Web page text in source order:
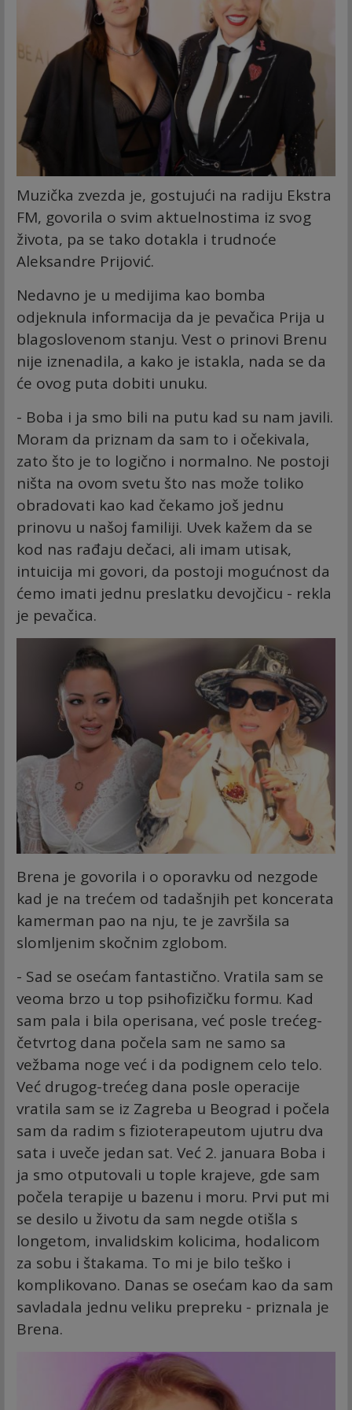
Muzička zvezda je, gostujući na radiju Ekstra
FM, govorila o svim aktuelnostima iz svog
života, pa se tako dotakla i trudnoće
Aleksandre Prijović.
Nedavno je u medijima kao bomba
odjeknula informacija da je pevačica Prija u
blagoslovenom stanju. Vest o prinovi Brenu
nije iznenadila, a kako je istakla, nada se da
će ovog puta dobiti unuku.
- Boba i ja smo bili na putu kad su nam javili.
Moram da priznam da sam to i očekivala,
zato što je to logično i normalno. Ne postoji
ništa na ovom svetu što nas može toliko
obradovati kao kad čekamo još jednu
prinovu u našoj familiji. Uvek kažem da se
kod nas rađaju dečaci, ali imam utisak,
intuicija mi govori, da postoji mogućnost da
ćemo imati jednu preslatku devojčicu - rekla
je pevačica.
Brena je govorila i o oporavku od nezgode
kad je na trećem od tadašnjih pet koncerata
kamerman pao na nju, te je završila sa
slomljenim skočnim zglobom.
- Sad se osećam fantastično. Vratila sam se
veoma brzo u top psihofizičku formu. Kad
sam pala i bila operisana, već posle trećeg-
četvrtog dana počela sam ne samo sa
vežbama noge već i da podignem celo telo.
Već drugog-trećeg dana posle operacije
vratila sam se iz Zagreba u Beograd i počela
sam da radim s fizioterapeutom ujutru dva
sata i uveče jedan sat. Već 2. januara Boba i
ja smo otputovali u tople krajeve, gde sam
počela terapije u bazenu i moru. Prvi put mi
se desilo u životu da sam negde otišla s
longetom, invalidskim kolicima, hodalicom
za sobu i štakama. To mi je bilo teško i
komplikovano. Danas se osećam kao da sam
savladala jednu veliku prepreku - priznala je
Brena.